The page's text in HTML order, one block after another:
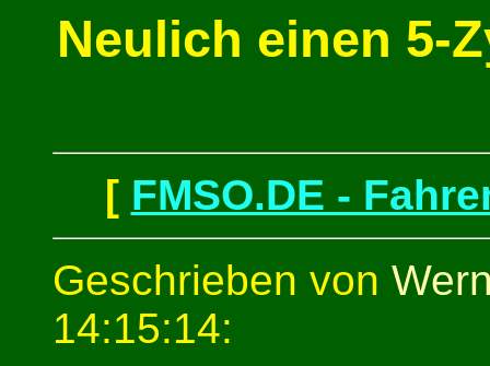
Neulich einen 5-
[ FMSO.DE -
Geschrieben von
14:15:14: